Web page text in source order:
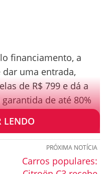
financiamento, a
uma entrada,
de R$ 799 e dá a
de até 80%
LENDO
PRÓXIMA NOTÍCIA
Carros populares: